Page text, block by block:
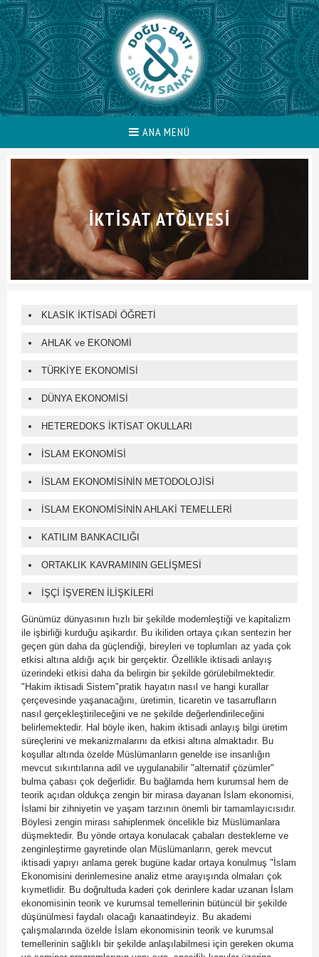
ANA MENÜ
İKTISAT ATÖLYESI
KLASİK İKTİSADİ ÖĞRETİ
AHLAK ve EKONOMİ
TÜRKİYE EKONOMİSİ
DÜNYA EKONOMİSİ
HETEREDOKS İKTİSAT OKULLARI
İSLAM EKONOMİSİ
İSLAM EKONOMİSİNİN METODOLOJİSİ
İSLAM EKONOMİSİNİN AHLAKİ TEMELLERİ
KATILIM BANKACILIĞI
ORTAKLIK KAVRAMININ GELİŞMESİ
İŞÇİ İŞVEREN İLİŞKİLERİ
Günümüz dünyasının hızlı bir şekilde modernleştiği ve kapitalizm
ile işbirliği kurduğu aşikardır. Bu ikiliden ortaya çıkan sentezin her
geçen gün daha da güçlendiği, bireyleri ve toplumları az yada çok
etkisi altına aldığı açık bir gerçektir. Özellikle iktisadi anlayış
üzerindeki etkisi daha da belirgin bir şekilde görülebilmektedir.
"Hakim iktisadi Sistem"pratik hayatın nasıl ve hangi kurallar
çerçevesinde yaşanacağını, üretimin, ticaretin ve tasarrufların
nasıl gerçekleştirileceğini ve ne şekilde değerlendirileceğini
belirlemektedir. Hal böyle iken, hakim iktisadi anlayış bilgi üretim
süreçlerini ve mekanizmalarını da etkisi altına almaktadır. Bu
koşullar altında özelde Müslümanların genelde ise insanlığın
mevcut sıkıntılarına adil ve uygulanabilir "alternatif çözümler"
bulma çabası çok değerlidir. Bu bağlamda hem kurumsal hem de
teorik açıdan oldukça zengin bir mirasa dayanan İslam ekonomisi,
İslami bir zihniyetin ve yaşam tarzının önemli bir tamamlayıcısıdır.
Böylesi zengin mirası sahiplenmek öncelikle biz Müslümanlara
düşmektedir. Bu yönde ortaya konulacak çabaları destekleme ve
zenginleştirme gayretinde olan Müslümanların, gerek mevcut
iktisadi yapıyı anlama gerek bugüne kadar ortaya konulmuş "İslam
Ekonomisini derinlemesine analiz etme arayışında olmaları çok
kıymetlidir. Bu doğrultuda kaderi çok derinlere kadar uzanan İslam
ekonomisinin teorik ve kurumsal temellerinin bütüncül bir şekilde
düşünülmesi faydalı olacağı kanaatindeyiz. Bu akademi
çalışmalarında özelde İslam ekonomisinin teorik ve kurumsal
temellerinin sağlıklı bir şekilde anlaşılabilmesi için gereken okuma